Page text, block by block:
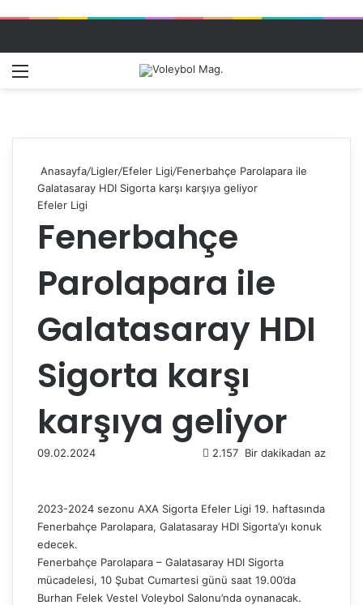
Anasayfa/Ligler/Efeler Ligi/Fenerbahçe Parolapara ile
Galatasaray HDI Sigorta karşı karşıya geliyor
Efeler Ligi
Fenerbahçe
Parolapara ile
Galatasaray HDI
Sigorta karşı
karşıya geliyor
09.02.2024 2.157 Bir dakikadan az
2023-2024 sezonu AXA Sigorta Efeler Ligi 19. haftasında
Fenerbahçe Parolapara, Galatasaray HDI Sigorta’yı konuk
edecek.
Fenerbahçe Parolapara – Galatasaray HDI Sigorta
mücadelesi, 10 Şubat Cumartesi günü saat 19.00’da
Burhan Felek Vestel Voleybol Salonu’nda oynanacak.